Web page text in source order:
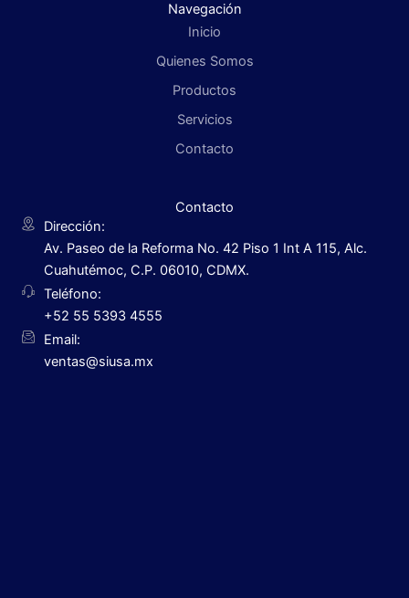
Navegación
Inicio
Quienes Somos
Productos
Servicios
Contacto
Contacto
Dirección:
Av. Paseo de la Reforma No. 42 Piso 1 Int A 115, Alc.
Cuahutémoc, C.P. 06010, CDMX.
Teléfono:
+52 55 5393 4555
Email:
ventas@siusa.mx